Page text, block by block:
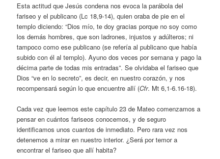
Esta actitud que Jesús condena nos evoca la parábola del
fariseo y el publicano (Lc 18,9-14), quien oraba de pie en el
templo diciendo: “Dios mío, te doy gracias porque no soy como
los demás hombres, que son ladrones, injustos y adúlteros; ni
tampoco como ese publicano (se refería al publicano que había
subido con él al templo). Ayuno dos veces por semana y pago la
décima parte de todas mis entradas”. Se olvidaba el fariseo que
Dios “ve en lo secreto”, es decir, en nuestro corazón, y nos
recompensará según lo que encuentre allí (Cfr. Mt 6,1-6.16-18).
Cada vez que leemos este capítulo 23 de Mateo comenzamos a
pensar en cuántos fariseos conocemos, y de seguro
identificamos unos cuantos de inmediato. Pero rara vez nos
detenemos a mirar en nuestro interior. ¿Será por temor a
encontrar el fariseo que allí habita?